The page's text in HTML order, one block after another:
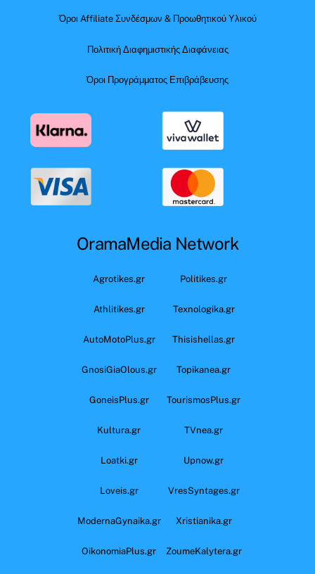
Όροι Affiliate Συνδέσμων & Προωθητικού Υλικού
Πολιτική Διαφημιστικής Διαφάνειας
Όροι Προγράμματος Επιβράβευσης
OramaMedia Network
Agrotikes.gr Politikes.gr
Athlitikes.gr Texnologika.gr
AutoMotoPlus.gr Thisishellas.gr
GnosiGiaOlous.gr Topikanea.gr
GoneisPlus.gr TourismosPlus.gr
Kultura.gr TVnea.gr
Loatki.gr Upnow.gr
Loveis.gr VresSyntages.gr
ModernaGynaika.gr Xristianika.gr
OikonomiaPlus.gr ZoumeKalytera.gr